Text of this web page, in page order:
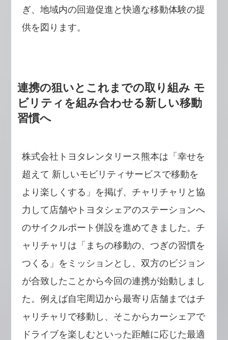
ぎ、地域内の回遊促進と快適な移動体験の提
供を図ります。
連携の狙いとこれまでの取り組み モ
ビリティを組み合わせる新しい移動
習慣へ
株式会社トヨタレンタリース熊本は「幸せを
超えて 新しいモビリティサービスで移動を
より楽しくする」を掲げ、チャリチャリと協
力して店舗やトヨタシェアのステーションへ
のサイクルポート併設を進めてきました。チ
ャリチャリは「まちの移動の、つぎの習慣を
つくる」をミッションとし、双方のビジョン
が合致したことから今回の連携が始動しまし
た。例えば自宅周辺から最寄り店舗まではチ
ャリチャリで移動し、そこからカーシェアで
ドライブを楽しむといった距離に応じた最適